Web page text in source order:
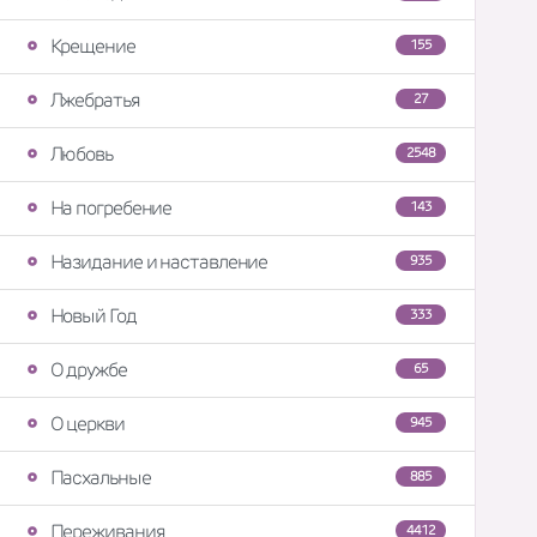
155
Крещение
27
Лжебратья
2548
Любовь
143
На погребение
935
Назидание и наставление
333
Новый Год
65
О дружбе
945
О церкви
885
Пасхальные
4412
Переживания